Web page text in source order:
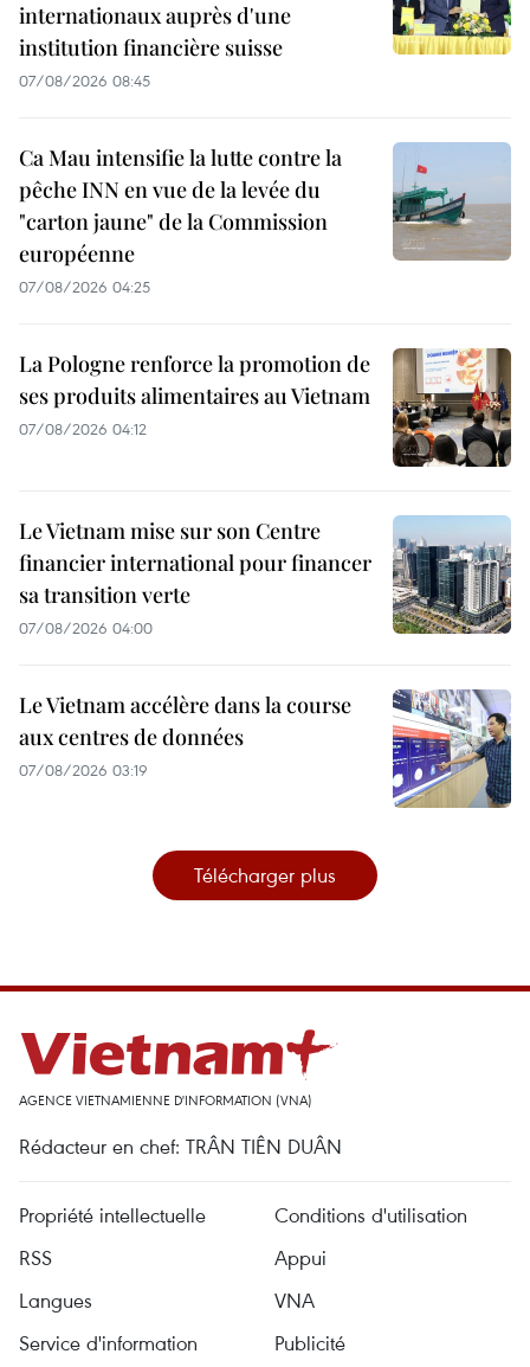
internationaux auprès d'une
institution financière suisse
07/08/2026 08:45
Ca Mau intensifie la lutte contre la
pêche INN en vue de la levée du
"carton jaune" de la Commission
européenne
07/08/2026 04:25
La Pologne renforce la promotion de
ses produits alimentaires au Vietnam
07/08/2026 04:12
Le Vietnam mise sur son Centre
financier international pour financer
sa transition verte
07/08/2026 04:00
Le Vietnam accélère dans la course
aux centres de données
07/08/2026 03:19
Télécharger plus
AGENCE VIETNAMIENNE D'INFORMATION (VNA)
Rédacteur en chef: TRÂN TIÊN DUÂN
Propriété intellectuelle
Conditions d'utilisation
RSS
Appui
Langues
VNA
Service d'information
Publicité